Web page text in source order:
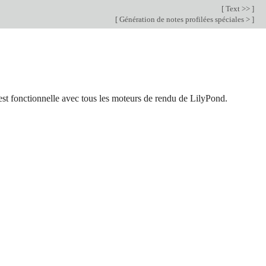
[ Text >> ]
[ Génération de notes profilées spéciales > ]
fonctionnelle avec tous les moteurs de rendu de LilyPond.